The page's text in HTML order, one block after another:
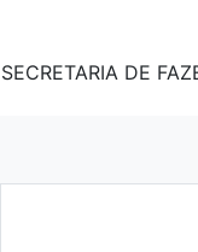
SECRETARIA DE